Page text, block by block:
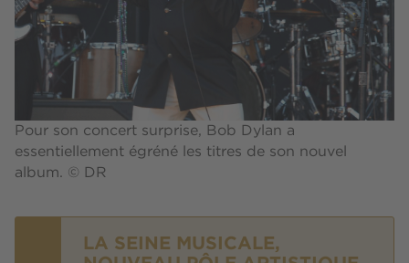
Pour son concert surprise, Bob Dylan a
essentiellement égréné les titres de son nouvel
album. © DR
LA SEINE MUSICALE,